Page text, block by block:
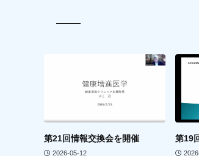
第21回情報交換会を開催
2026-05-12
第19